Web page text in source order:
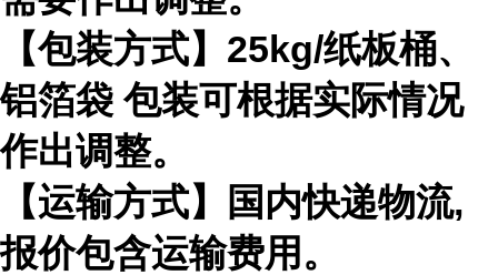
【包装方式】 25kg/纸板桶、
铝箔袋 包装可根据实际情况
作出调整。
【运输方式】国内快递物流,
报价包含运输费用。